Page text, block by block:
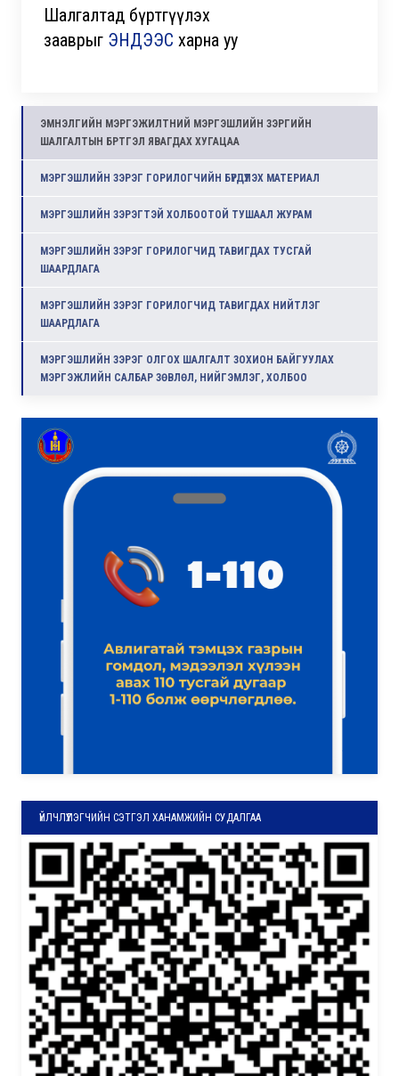
Шалгалтад бүртгүүлэх
зааврыг ЭНДЭЭС харна уу
ЭМНЭЛГИЙН МЭРГЭЖИЛТНИЙ МЭРГЭШЛИЙН ЗЭРГИЙН
ШАЛГАЛТЫН БҮРТГЭЛ ЯВАГДАХ ХУГАЦАА
МЭРГЭШЛИЙН ЗЭРЭГ ГОРИЛОГЧИЙН БҮРДҮҮЛЭХ МАТЕРИАЛ
МЭРГЭШЛИЙН ЗЭРЭГТЭЙ ХОЛБООТОЙ ТУШААЛ ЖУРАМ
МЭРГЭШЛИЙН ЗЭРЭГ ГОРИЛОГЧИД ТАВИГДАХ ТУСГАЙ
ШААРДЛАГА
МЭРГЭШЛИЙН ЗЭРЭГ ГОРИЛОГЧИД ТАВИГДАХ НИЙТЛЭГ
ШААРДЛАГА
МЭРГЭШЛИЙН ЗЭРЭГ ОЛГОХ ШАЛГАЛТ ЗОХИОН БАЙГУУЛАХ
МЭРГЭЖЛИЙН САЛБАР ЗӨВЛӨЛ, НИЙГЭМЛЭГ, ХОЛБОО
ҮЙЛЧЛҮҮЛЭГЧИЙН СЭТГЭЛ ХАНАМЖИЙН СУДАЛГАА